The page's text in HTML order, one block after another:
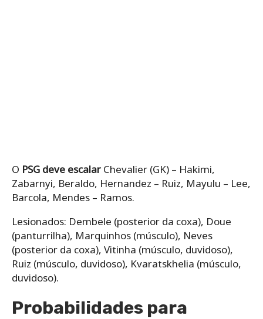
O PSG deve escalar Chevalier (GK) – Hakimi,
Zabarnyi, Beraldo, Hernandez – Ruiz, Mayulu – Lee,
Barcola, Mendes – Ramos.
Lesionados: Dembele (posterior da coxa), Doue
(panturrilha), Marquinhos (músculo), Neves
(posterior da coxa), Vitinha (músculo, duvidoso),
Ruiz (músculo, duvidoso), Kvaratskhelia (músculo,
duvidoso).
Probabilidades para